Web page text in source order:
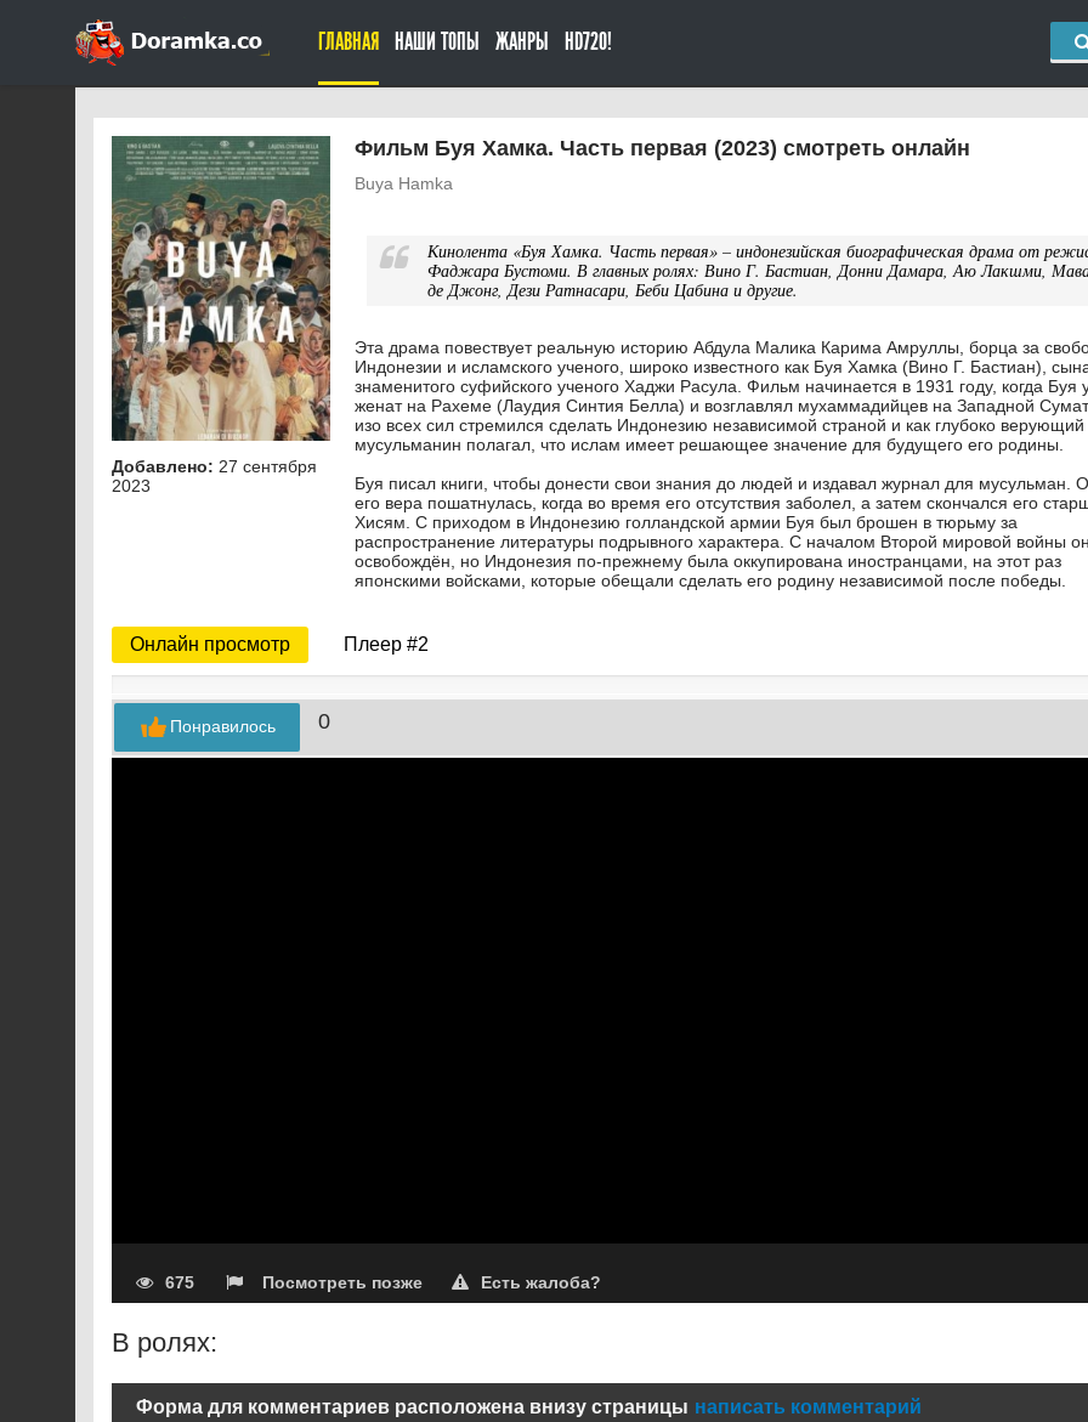
ГЛАВНАЯ НАШИ ТОПЫ ЖАНРЫ HD720!
Фильм Буя Хамка. Часть первая (2023) смотреть онлайн
Buya Hamka
Кинолента «Буя Хамка. Часть первая» – индонезийская биографическая драма от
Фаджара Бустоми. В главных ролях: Вино Г. Бастиан, Донни Дамара, Аю Лакшми,
де Джонг, Дези Ратнасари, Беби Цабина и другие.
Эта драма повествует реальную историю Абдула Малика Карима Амруллы, борца за
Индонезии и исламского ученого, широко известного как Буя Хамка (Вино Г. Бастиан),
знаменитого суфийского ученого Хаджи Расула. Фильм начинается в 1931 году, когда Буя
женат на Рахеме (Лаудия Синтия Белла) и возглавлял мухаммадийцев на Западной
изо всех сил стремился сделать Индонезию независимой страной и как глубоко верующий
мусульманин полагал, что ислам имеет решающее значение для будущего его родины.
Буя писал книги, чтобы донести свои знания до людей и издавал журнал для мусульман.
его вера пошатнулась, когда во время его отсутствия заболел, а затем скончался его
Хисям. С приходом в Индонезию голландской армии Буя был брошен в тюрьму за
распространение литературы подрывного характера. С началом Второй мировой войны
освобождён, но Индонезия по-прежнему была оккупирована иностранцами, на этот раз
японскими войсками, которые обещали сделать его родину независимой после победы.
Добавлено: 27 сентября
2023
Онлайн просмотр Плеер #2
0
Понравилось
675 Посмотреть позже Есть жалоба?
В ролях:
Форма для комментариев расположена внизу страницы написать комментарий